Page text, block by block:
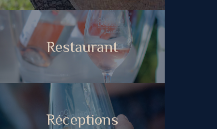
Restaurant
Réceptions